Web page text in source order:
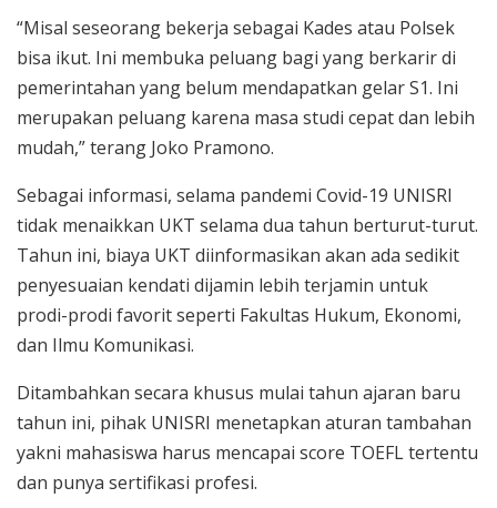
“Misal seseorang bekerja sebagai Kades atau Polsek
bisa ikut. Ini membuka peluang bagi yang berkarir di
pemerintahan yang belum mendapatkan gelar S1. Ini
merupakan peluang karena masa studi cepat dan lebih
mudah,” terang Joko Pramono.
Sebagai informasi, selama pandemi Covid-19 UNISRI
tidak menaikkan UKT selama dua tahun berturut-turut.
Tahun ini, biaya UKT diinformasikan akan ada sedikit
penyesuaian kendati dijamin lebih terjamin untuk
prodi-prodi favorit seperti Fakultas Hukum, Ekonomi,
dan Ilmu Komunikasi.
Ditambahkan secara khusus mulai tahun ajaran baru
tahun ini, pihak UNISRI menetapkan aturan tambahan
yakni mahasiswa harus mencapai score TOEFL tertentu
dan punya sertifikasi profesi.